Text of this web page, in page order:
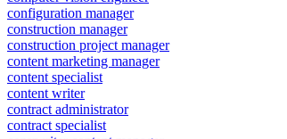
configuration manager
construction manager
construction project manager
content marketing manager
content specialist
content writer
contract administrator
contract specialist